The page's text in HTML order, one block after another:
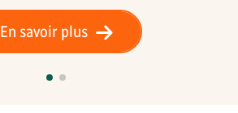
En savoir plus